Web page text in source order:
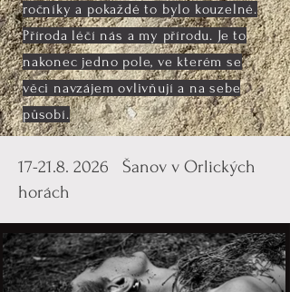
ročníky a pokaždé to bylo kouzelné.
Příroda léčí nás a my přírodu. Je to
nakonec jedno pole, ve kterém se
věci navzájem ovlivňují a na sebe
působí.
17-21.8. 2026 Šanov v Orlických
horách